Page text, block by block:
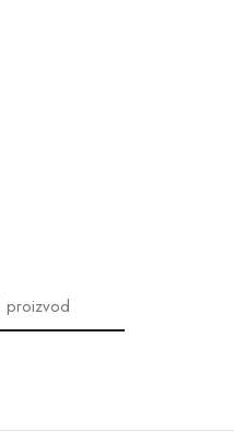
proizvod